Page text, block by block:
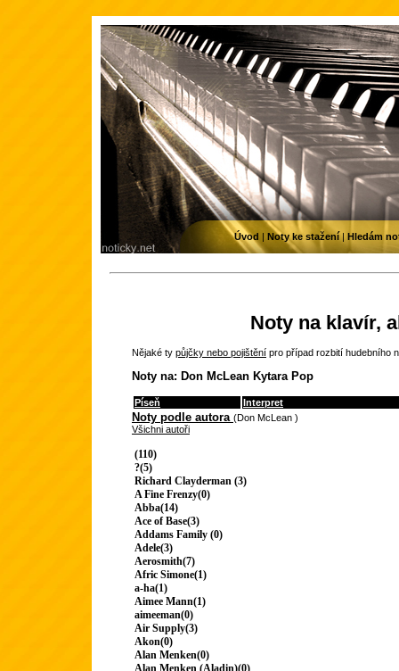
Noty na klavír,
Nějaké ty půjčky nebo pojištění pro případ rozbití hudebního
Noty na: Don McLean Kytara Pop
Píseň Interpret
Noty podle autora (Don McLean )
Všichni autoři
(110)
?(5)
Richard Clayderman (3)
A Fine Frenzy(0)
Abba(14)
Ace of Base(3)
Addams Family (0)
Adele(3)
Aerosmith(7)
Afric Simone(1)
a-ha(1)
Aimee Mann(1)
aimeeman(0)
Air Supply(3)
Akon(0)
Alan Menken(0)
Alan Menken (Aladin)(0)
Úvod | Noty ke stažení| Hledám